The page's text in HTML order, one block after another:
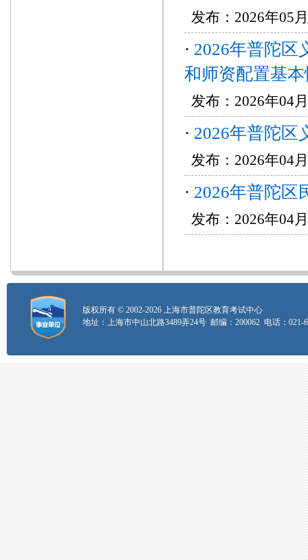
发布：2026年05
· 2026年普陀区
和师资配置基
发布：2026年04
· 2026年普陀区
发布：2026年04
· 2026年普陀区
发布：2026年04
版权所有 © 2002-2026 上海市普陀区教育考试中心
地址：上海市中山北路3489弄24号 邮编：200062 电话：021-